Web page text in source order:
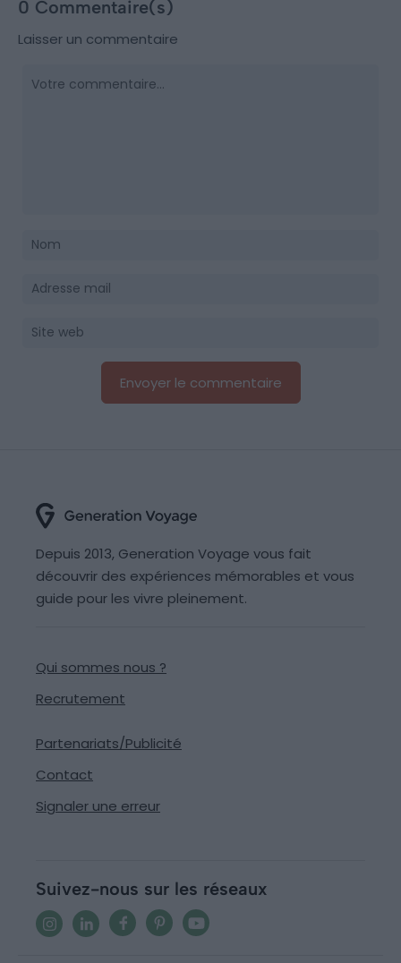
0 Commentaire(s)
Laisser un commentaire
Depuis 2013, Generation Voyage vous fait
découvrir des expériences mémorables et vous
guide pour les vivre pleinement.
Qui sommes nous ?
Recrutement
Partenariats/Publicité
Contact
Signaler une erreur
Suivez-nous sur les réseaux